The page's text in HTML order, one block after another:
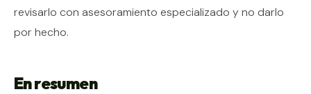
revisarlo con asesoramiento especializado y no darlo
por hecho.
En resumen